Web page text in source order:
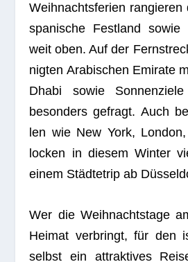
Weih­nachts­fe­rien ran­gie­ren
spa­ni­sche Fest­land
weit oben. Auf der
nig­ten Ara­bi­schen Emi­rate
Dhabi sowie
beson­ders gefragt. Auch
len wie New York,
locken in die­sem Win­ter
einem Städ­te­trip ab
Wer die Weih­nachts­tage
Hei­mat ver­bringt, für den
selbst ein attrak­ti­ves